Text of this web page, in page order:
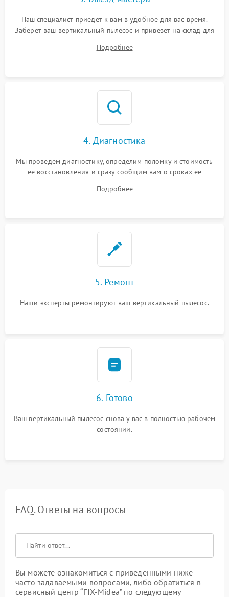
Наш специалист приедет к вам в удобное для вас время.
Заберет ваш вертикальный пылесос и привезет на склад для
Подробнее
4. Диагностика
Мы проведем диагностику, определим поломку и стоимость
ее восстановления и сразу сообщим вам о сроках ее
Подробнее
5. Ремонт
Наши эксперты ремонтируют ваш вертикальный пылесос.
6. Готово
Ваш вертикальный пылесос снова у вас в полностью рабочем
состоянии.
FAQ. Ответы на вопросы
Вы можете ознакомиться с приведенными ниже
часто задаваемыми вопросами, либо обратиться в
сервисный центр “FIX-Midea” по следующему